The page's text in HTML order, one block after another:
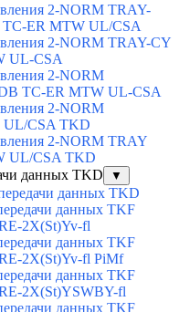
2-NORM TRAY-
ER MTW UL/CSA
2-NORM TRAY-CY
UL-CSA
2-NORM
TC-ER MTW UL-CSA
2-NORM
UL/CSA TKD
2-NORM TRAY
UL/CSA TKD
данных TKD
▼
данных TKD
данных TKF
2X(St)Yv-fl
данных TKF
2X(St)Yv-fl PiMf
данных TKF
2X(St)YSWBY-fl
данных TKF